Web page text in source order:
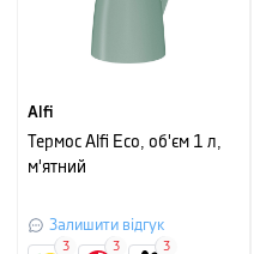
Alfi
Термос Alfi Eco, об'єм 1 л,
м'ятний
Залишити відгук
3 3 3